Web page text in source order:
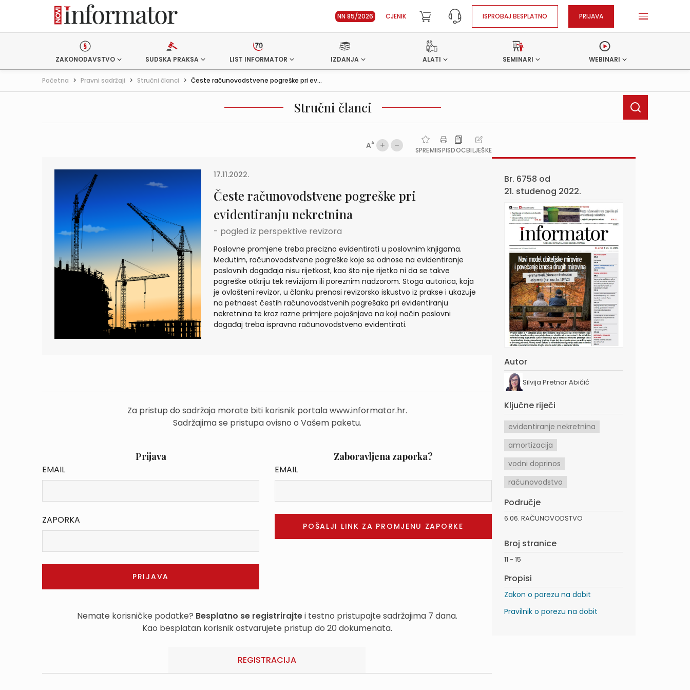
NN 85/2026 CJENIK ISPROBAJ BESPLATNO PRIJAVA
ZAKONODAVSTVO SUDSKA PRAKSA LIST INFORMATOR IZDANJA ALATI SEMINARI WEBINARI
Početna > Pravni sadržaji > Stručni članci > Česte računovodstvene pogreške pri ev...
Stručni članci
AA
SPREMIISPISDOCBILJEŠKE
17.11.2022.
Česte računovodstvene pogreške pri
evidentiranju nekretnina
- pogled iz perspektive revizora
Poslovne promjene treba precizno evidentirati u poslovnim knjigama.
Međutim, računovodstvene pogreške koje se odnose na evidentiranje
poslovnih događaja nisu rijetkost, kao što nije rijetko ni da se takve
pogreške otkriju tek revizijom ili poreznim nadzorom. Stoga autorica, koja
je ovlašteni revizor, u članku prenosi revizorsko iskustvo iz prakse i ukazuje
na petnaest čestih računovodstvenih pogrešaka pri evidentiranju
nekretnina te kroz razne primjere pojašnjava na koji način poslovni
događaj treba ispravno računovodstveno evidentirati.
Za pristup do sadržaja morate biti korisnik portala www.informator.hr.
Sadržajima se pristupa ovisno o Vašem paketu.
Prijava
EMAIL
ZAPORKA
Zaboravljena zaporka?
EMAIL
Nemate korisničke podatke? Besplatno se registrirajtei testno pristupajte sadržajima 7 dana.
Kao besplatan korisnik ostvarujete pristup do 20 dokumenata.
REGISTRACIJA
Br. 6758 od
21. studenog 2022.
Autor
Silvija Pretnar Abičić
Ključne riječi
evidentiranje nekretnina
amortizacija
vodni doprinos
računovodstvo
Područje
6.06. RAČUNOVODSTVO
Broj stranice
11 - 15
Propisi
Zakon o porezu na dobit
Pravilnik o porezu na dobit